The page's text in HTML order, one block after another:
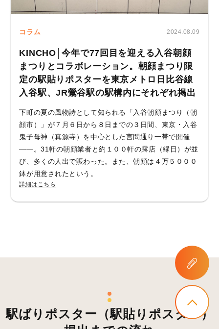
コラム 2024.08.09
KINCHO│今年で77回目を迎える入谷朝顔
まつりとコラボレーション。朝顔まつり限
定の駅貼りポスターを東京メトロ日比谷線
入谷駅、JR鶯谷駅の駅構内にそれぞれ掲出
下町の夏の風物詩として知られる「入谷朝顔まつり（朝
顔市）」が７月６日から８日までの３日間、東京・入谷
鬼子母神（真源寺）を中心とした言問通り一帯で開催
――。31軒の朝顔業者と約１００軒の露店（縁日）が並
び、多くの人出で賑わった。また、朝顔は４万５０００
鉢が用意されたという。
詳細はこちら
駅ばりポスター（駅貼りポスター）